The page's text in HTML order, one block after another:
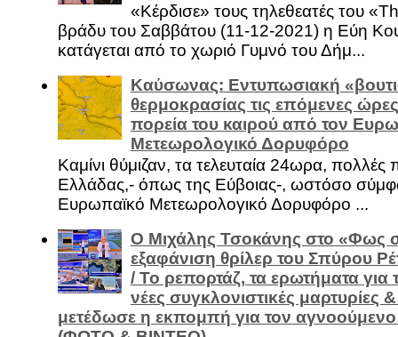
«Κέρδισε» τους τηλεθεατές του
βράδυ του Σαββάτου (11-12-2021) η Εύη
κατάγεται από το χωριό Γυμνό του Δήμ...
Καύσωνας: Εντυπωσιακή
θερμοκρασίας τις επόμενες
πορεία του καιρού από τον
Μετεωρολογικό Δορυφόρο
Καμίνι θύμιζαν, τα τελευταία 24ωρα, πολλές
Ελλάδας,- όπως της Εύβοιας-, ωστόσο
Ευρωπαϊκό Μετεωρολογικό Δορυφόρο ...
Ο Μιχάλης Τσοκάνης στο «Φως
εξαφάνιση θρίλερ του Σπύρου
/ Το ρεπορτάζ, τα ερωτήματα για
νέες συγκλονιστικές μαρτυρίες
μετέδωσε η εκπομπή για τον αγνοούμενο